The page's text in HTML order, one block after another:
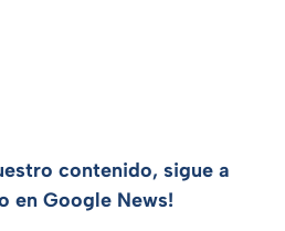
contenido, sigue a
en Google News!